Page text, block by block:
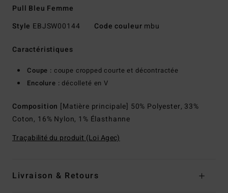
Pull Bleu Femme
Style EBJSW00144 Code couleur mbu
Caractéristiques
Coupe : coupe cropped courte et décontractée
Encolure :décolleté en V
Composition [Matière principale] 50% Polyester, 33%
Coton, 16% Nylon, 1% Élasthanne
Traçabilité du produit (Loi Agec)
Livraison & Retours